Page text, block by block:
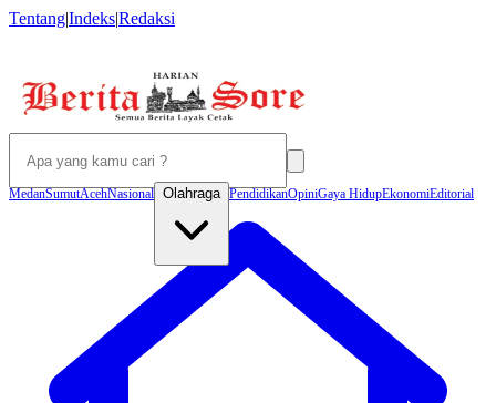
Tentang|Indeks|Redaksi
MedanSumutAcehNasional Olahraga PendidikanOpiniGaya HidupEkonomiEditorial